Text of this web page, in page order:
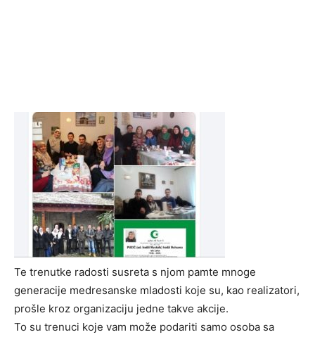
Te trenutke radosti susreta s njom pamte mnoge
generacije medresanske mladosti koje su, kao realizatori,
prošle kroz organizaciju jedne takve akcije.
To su trenuci koje vam može podariti samo osoba sa